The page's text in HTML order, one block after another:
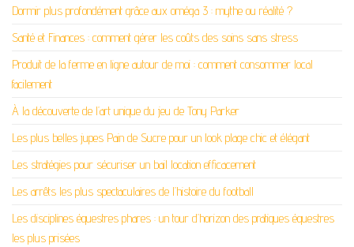
Dormir plus profondément grâce aux oméga 3 : mythe ou réalité ?
Santé et Finances : comment gérer les coûts des soins sans stress
Produit de la ferme en ligne autour de moi : comment consommer local
facilement
À la découverte de l’art unique du jeu de Tony Parker
Les plus belles jupes Pain de Sucre pour un look plage chic et élégant
Les stratégies pour sécuriser un bail location efficacement
Les arrêts les plus spectaculaires de l’histoire du football
Les disciplines équestres phares : un tour d’horizon des pratiques équestres
les plus prisées